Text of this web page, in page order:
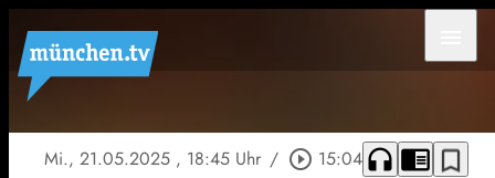
Mi., 21.05.2025 , 18:45 Uhr / play_circle_outline 15:04 headphones chrome_reader_mode bookmark_border